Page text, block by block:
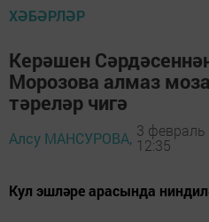
ХӘБӘРЛӘР
Керәшен
Морозова алмаз
тәреләр чигә
Алсу МАНСУРОВА, 3 февраль
12:35
Кул эшләре арасында